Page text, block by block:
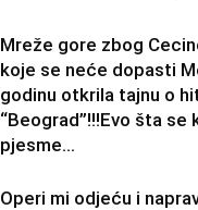
Mreže gore zbog
koje se neće dopasti
godinu otkrila tajnu o
“Beograd”!!!Evo šta se
pjesme...
Operi mi odjeću i